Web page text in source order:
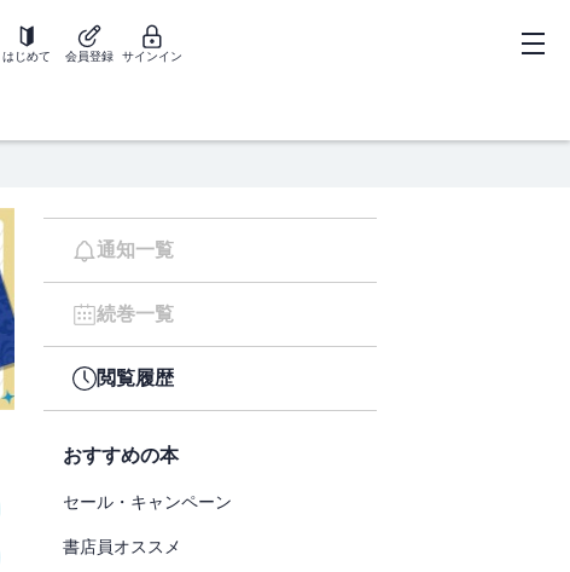
はじめて 会員登録 サインイン
通知一覧
続巻一覧
閲覧履歴
おすすめの本
セール・キャンペーン
書店員オススメ